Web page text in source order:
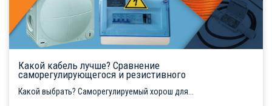
Какой кабель лучше? Сравнение
саморегулирующегося и резистивного
Какой выбрать? Саморегулируемый хорош для...